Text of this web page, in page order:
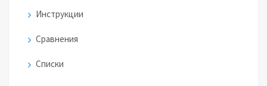
Инструкции
Сравнения
Списки